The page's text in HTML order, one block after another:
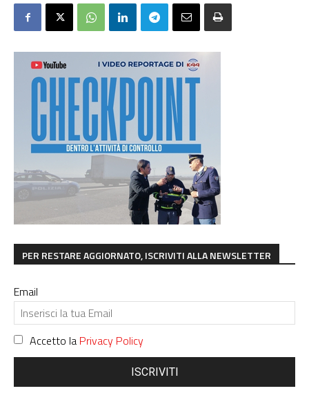
PER RESTARE AGGIORNATO, ISCRIVITI ALLA NEWSLETTER
Email
Accetto la Privacy Policy
ISCRIVITI